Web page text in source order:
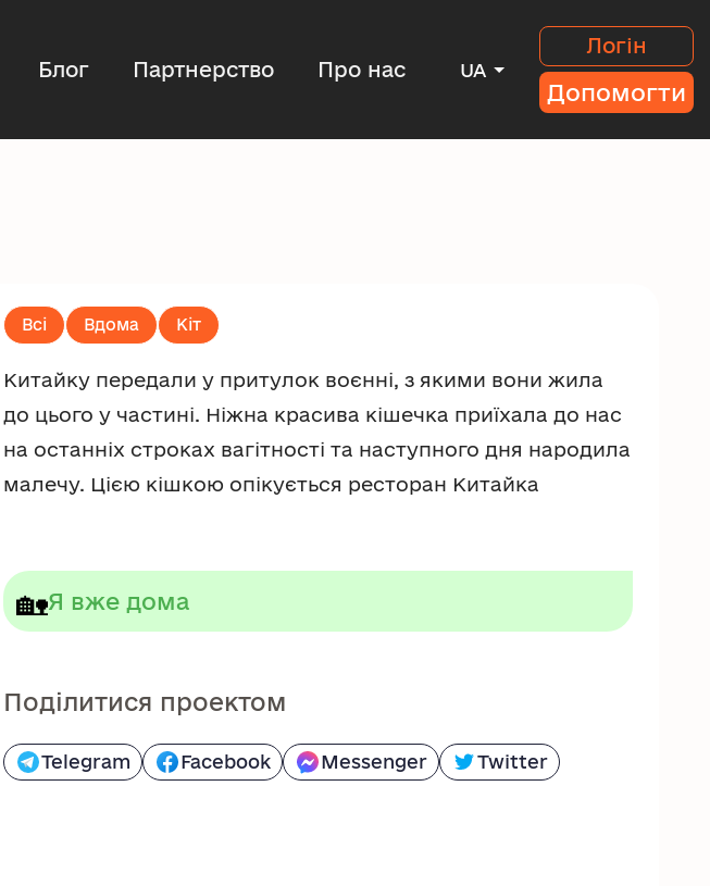
Блог Партнерство Про нас UA
Логін
Допомогти
Всі Вдома Кіт
Китайку передали у притулок воєнні, з якими вони жила
до цього у частині. Ніжна красива кішечка приїхала до нас
на останніх строках вагітності та наступного дня народила
малечу. Цією кішкою опікується ресторан Китайка
🏡Я вже дома
Поділитися проектом
Telegram Facebook Messenger Twitter